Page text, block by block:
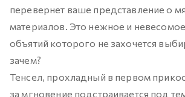
перевернет ваше представление о
материалов. Это нежное и
объятий которого не захочется
зачем?
Тенсел, прохладный в первом
за мгновение подстраивается под